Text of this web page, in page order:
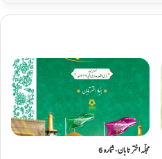
مجلہ اختر تابان- شمارہ 6